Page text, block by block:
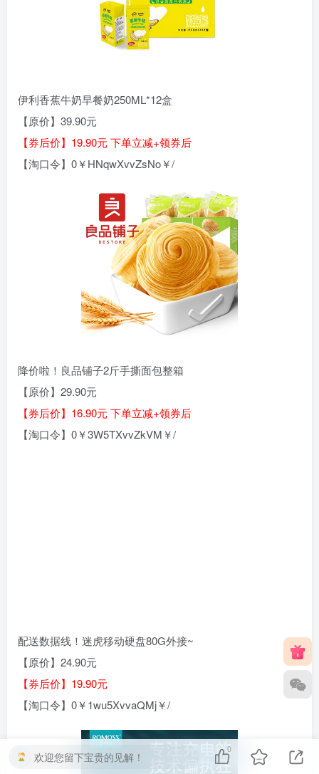
伊利香蕉牛奶早餐奶250ML*12盒
【原价】39.90元
【券后价】19.90元 下单立减+领券后
【淘口令】0￥HNqwXvvZsNo￥/
降价啦！良品铺子2斤手撕面包整箱
【原价】29.90元
【券后价】16.90元 下单立减+领券后
【淘口令】0￥3W5TXvvZkVM￥/
配送数据线！迷虎移动硬盘80G外接~
【原价】24.90元
【券后价】19.90元
【淘口令】0￥1wu5XvvaQMj￥/
欢迎您留下宝贵的见解！
0